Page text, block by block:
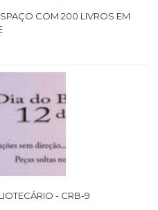
COM 200 LIVROS EM
- CRB-9